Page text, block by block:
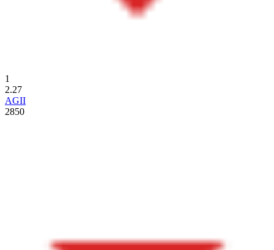
1
2.27
AGII
2850